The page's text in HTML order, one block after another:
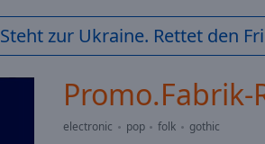
Steht zur Ukraine. Rettet den
Promo.Fabrik-
electronic pop folk
gothic